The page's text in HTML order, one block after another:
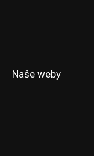
Naše weby